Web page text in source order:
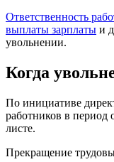
Ответственность
выплаты зарплаты и
увольнении.
Когда
По инициативе
работников в период
листе.
Прекращение